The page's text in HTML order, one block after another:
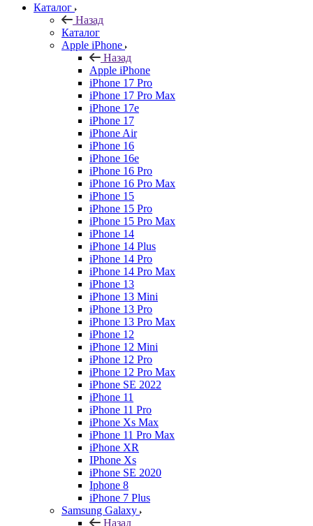
Каталог
Назад
Каталог
Apple iPhone
Назад
Apple iPhone
iPhone 17 Pro
iPhone 17 Pro Max
iPhone 17e
iPhone 17
iPhone Air
iPhone 16
iPhone 16e
iPhone 16 Pro
iPhone 16 Pro Max
iPhone 15
iPhone 15 Pro
iPhone 15 Pro Max
iPhone 14
iPhone 14 Plus
iPhone 14 Pro
iPhone 14 Pro Max
iPhone 13
iPhone 13 Mini
iPhone 13 Pro
iPhone 13 Pro Max
iPhone 12
iPhone 12 Mini
iPhone 12 Pro
iPhone 12 Pro Max
iPhone SE 2022
iPhone 11
iPhone 11 Pro
iPhone Xs Max
iPhone 11 Pro Max
iPhone XR
IPhone Xs
iPhone SE 2020
Iphone 8
iPhone 7 Plus
Samsung Galaxy
Назад